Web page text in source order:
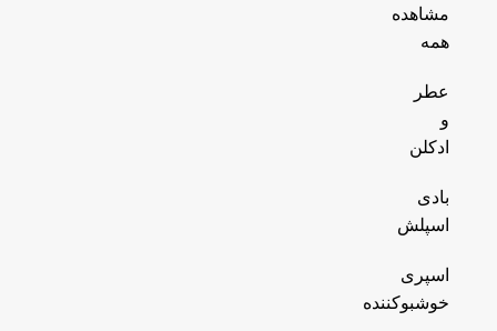
مشاهده
همه
عطر
و
ادکلن
بادی
اسپلش
اسپری
خوشبوکننده